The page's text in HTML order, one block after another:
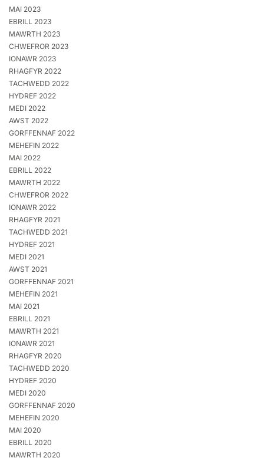
MAI 2023
EBRILL 2023
MAWRTH 2023
CHWEFROR 2023
IONAWR 2023
RHAGFYR 2022
TACHWEDD 2022
HYDREF 2022
MEDI 2022
AWST 2022
GORFFENNAF 2022
MEHEFIN 2022
MAI 2022
EBRILL 2022
MAWRTH 2022
CHWEFROR 2022
IONAWR 2022
RHAGFYR 2021
TACHWEDD 2021
HYDREF 2021
MEDI 2021
AWST 2021
GORFFENNAF 2021
MEHEFIN 2021
MAI 2021
EBRILL 2021
MAWRTH 2021
IONAWR 2021
RHAGFYR 2020
TACHWEDD 2020
HYDREF 2020
MEDI 2020
GORFFENNAF 2020
MEHEFIN 2020
MAI 2020
EBRILL 2020
MAWRTH 2020